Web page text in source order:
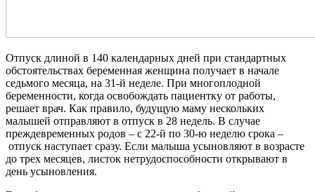
Отпуск длиной в 140 календарных дней при стандартных
обстоятельствах беременная женщина получает в начале
седьмого месяца, на 31-й неделе. При многоплодной
беременности, когда освобождать пациентку от работы,
решает врач. Как правило, будущую маму нескольких
малышей отправляют в отпуск в 28 недель. В случае
преждевременных родов – с 22-й по 30-ю неделю срока –
отпуск наступает сразу. Если малыша усыновляют в возрасте
до трех месяцев, листок нетрудоспособности открывают в
день усыновления.